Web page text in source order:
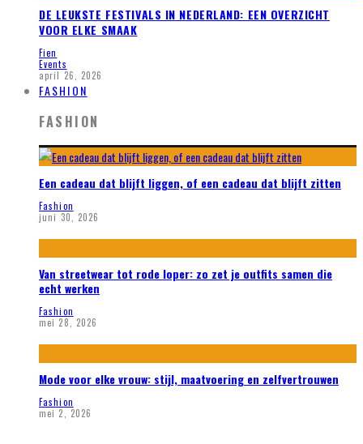
DE LEUKSTE FESTIVALS IN NEDERLAND: EEN OVERZICHT
VOOR ELKE SMAAK
Fien
Events
april 26, 2026
FASHION
FASHION
Een cadeau dat blijft liggen, of een cadeau dat blijft zitten
Fashion
juni 30, 2026
Van streetwear tot rode loper: zo zet je outfits samen die
echt werken
Fashion
mei 28, 2026
Mode voor elke vrouw: stijl, maatvoering en zelfvertrouwen
Fashion
mei 2, 2026